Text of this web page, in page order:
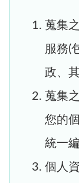
蒐集
服務(
政、
蒐集
您的
統一
個人